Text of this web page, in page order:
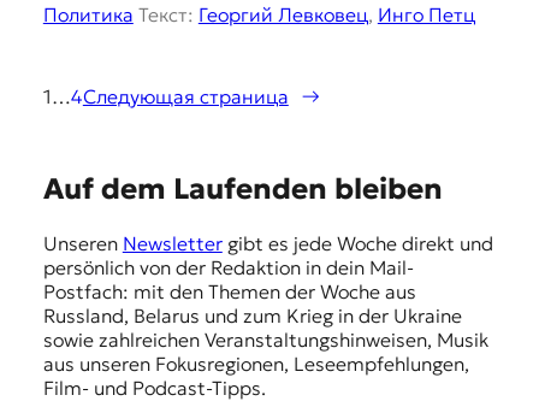
Политика Текст: Георгий Левковец, Инго Петц
1 …4Следующая страница →
Auf dem Laufenden bleiben
Unseren Newslettergibt es jede Woche direkt und
persönlich von der Redaktion in dein Mail-
Postfach: mit den Themen der Woche aus
Russland, Belarus und zum Krieg in der Ukraine
sowie zahlreichen Veranstaltungshinweisen, Musik
aus unseren Fokusregionen, Leseempfehlungen,
Film- und Podcast-Tipps.